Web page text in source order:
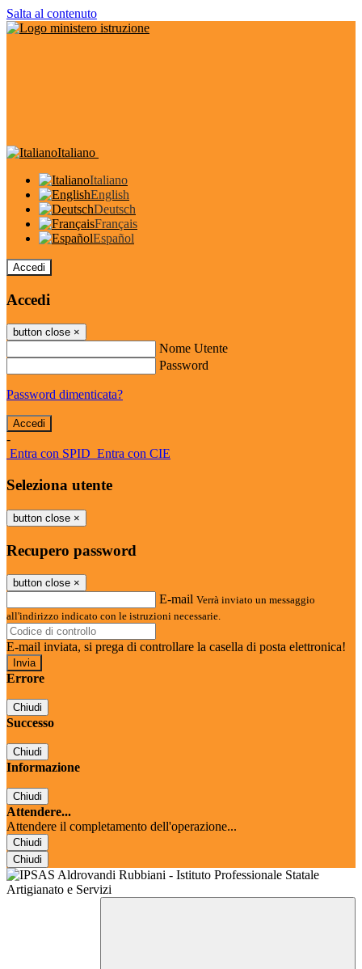
Salta al contenuto
Italiano
Italiano
English
Deutsch
Français
Español
Accedi
Accedi
button close ×
Nome Utente
Password
Password dimenticata?
-
Entra con SPID Entra con CIE
Seleziona utente
button close ×
Recupero password
button close ×
E-mail Verrà inviato un messaggio
all'indirizzo indicato con le istruzioni necessarie.
E-mail inviata, si prega di controllare la casella di posta elettronica!
Errore
Chiudi
Successo
Chiudi
Informazione
Chiudi
Attendere...
Attendere il completamento dell'operazione...
Chiudi
Chiudi